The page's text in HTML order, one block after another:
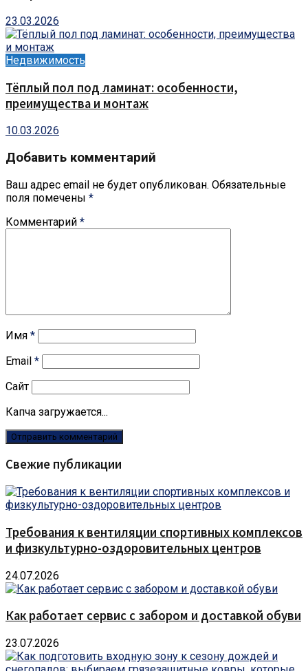
23.03.2026
Недвижимость
Тёплый пол под ламинат: особенности,
преимущества и монтаж
10.03.2026
Добавить комментарий
Ваш адрес email не будет опубликован. Обязательные
поля помечены *
Комментарий *
Имя *
Email *
Сайт
Капча загружается...
Свежие публикации
Требования к вентиляции спортивных комплексов
и физкультурно-оздоровительных центров
24.07.2026
Как работает сервис с забором и доставкой обуви
23.07.2026